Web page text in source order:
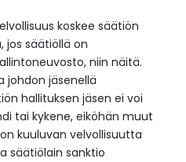
koskee säätiön
jos säätiöllä on
niin näitä.
johdon jäsenellä
hallituksen jäsen ei voi
tai kykene, eiköhän muut
kuuluvan velvollisuutta
säätiölain sanktio